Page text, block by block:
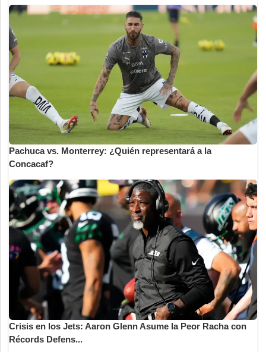
Pachuca vs. Monterrey: ¿Quién representará a la
Concacaf?
Crisis en los Jets: Aaron Glenn Asume la Peor Racha con
Récords Defens...